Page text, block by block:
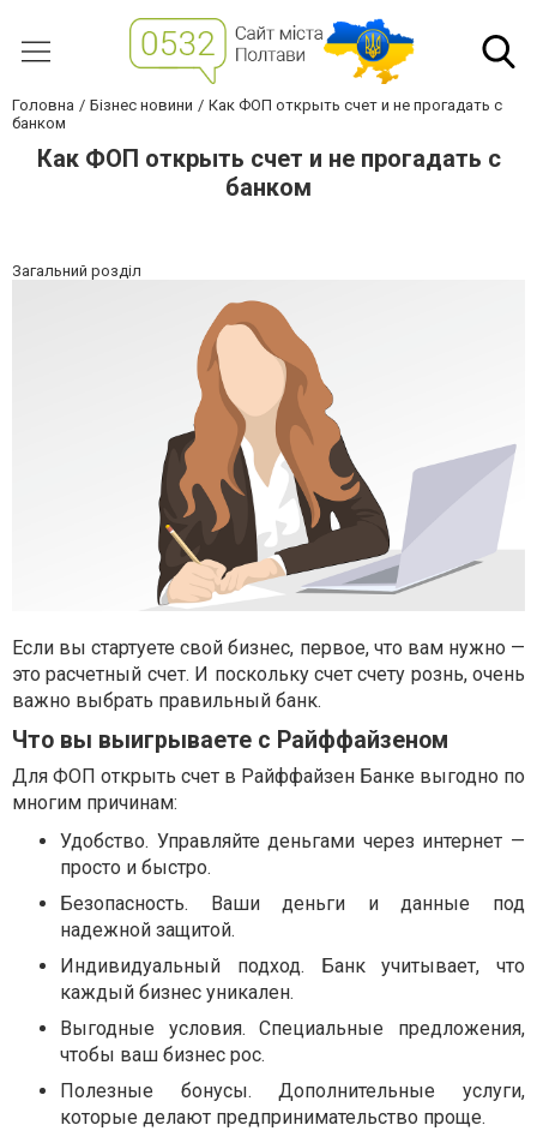
Головна Бізнес новини
Как ФОП открыть счет и не прогадать с
банком
Как ФОП открыть счет и не прогадать с
банком
Загальний розділ
Если вы стартуете свой бизнес, первое, что вам нужно —
это расчетный счет. И поскольку счет счету рознь, очень
важно выбрать правильный банк.
Что вы выигрываете с Райффайзеном
Для ФОП открыть счет в Райффайзен Банке выгодно по
многим причинам:
Удобство. Управляйте деньгами через интернет —
просто и быстро.
Безопасность. Ваши деньги и данные под
надежной защитой.
Индивидуальный подход. Банк учитывает, что
каждый бизнес уникален.
Выгодные условия. Специальные предложения,
чтобы ваш бизнес рос.
Полезные бонусы. Дополнительные услуги,
которые делают предпринимательство проще.